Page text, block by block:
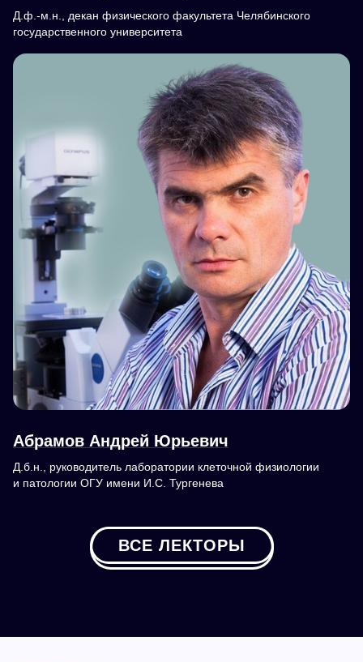
Д.ф.-м.н., декан физического факультета Челябинского
государственного университета
Абрамов Андрей Юрьевич
Д.б.н., руководитель лаборатории клеточной физиологии
и патологии ОГУ имени И.С. Тургенева
ВСЕ ЛЕКТОРЫ